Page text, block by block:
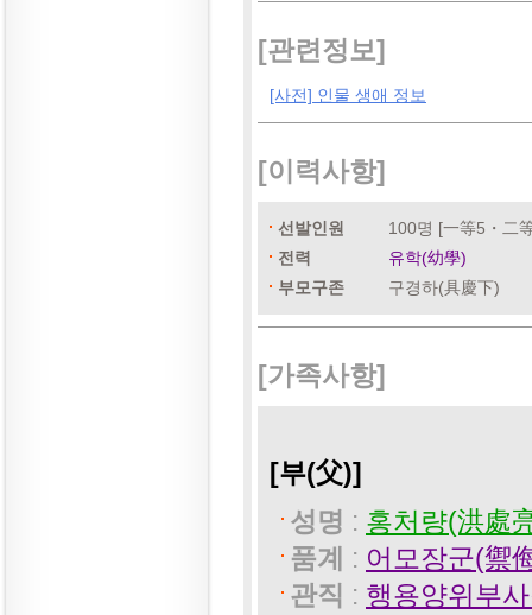
[관련정보]
[사전] 인물 생애 정보
[이력사항]
선발인원
100명 [一等5・二
전력
유학(幼學)
부모구존
구경하(具慶下)
[가족사항]
[부(父)]
성명 : 홍처량(洪處
품계 : 어모장군(禦
관직 : 행용양위부